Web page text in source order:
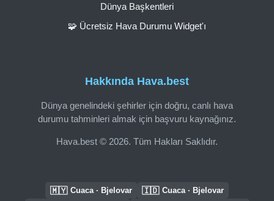
Hakkında Hava.best
Dünya genelindeki şehirler için doğru, canlı hava
durumu tahminleri almak için başvuru kaynağınız.
Hava.best © 2026. Tüm Hakları Saklıdır.
Dünya Başkentleri
🧩 Ücretsiz Hava Durumu Widget'ı
🇲🇾 Cuaca · Bjelovar 🇮🇩 Cuaca · Bjelovar